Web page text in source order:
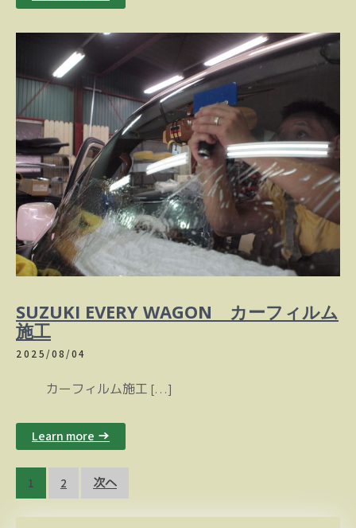
SUZUKI EVERY WAGON カーフィルム
施工
2025/08/04
カーフィルム施工 […]
Learn more →
投
稿
1 2 次へ